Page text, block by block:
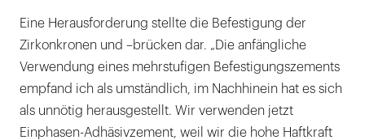
Eine Herausforderung stellte die Befestigung der
Zirkonkronen und –brücken dar. „Die anfängliche
Verwendung eines mehrstufigen Befestigungszements
empfand ich als umständlich, im Nachhinein hat es sich
als unnötig herausgestellt. Wir verwenden jetzt
Einphasen-Adhäsivzement, weil wir die hohe Haftkraft